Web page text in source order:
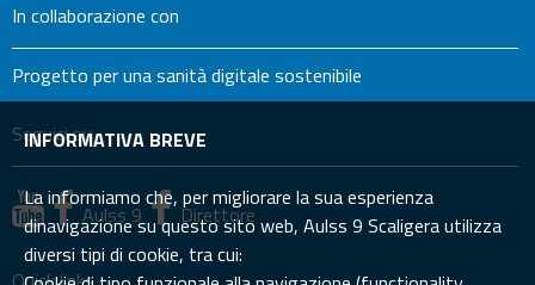
In collaborazione con
Progetto per una sanità digitale sostenibile
Seguici su
Aulss 9 Direttore
INFORMATIVA BREVE
La informiamo che, per migliorare la sua esperienza
dinavigazione su questo sito web, Aulss 9 Scaligera utilizza
diversi tipi di cookie, tra cui: